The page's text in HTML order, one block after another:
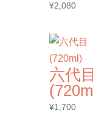
¥2,080
六代
¥1,700